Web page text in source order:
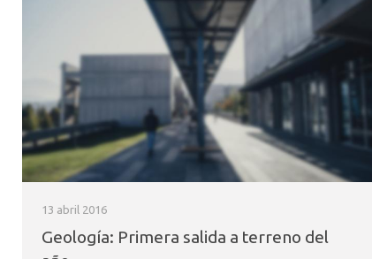
13 abril 2016
Geología: Primera salida a terreno del